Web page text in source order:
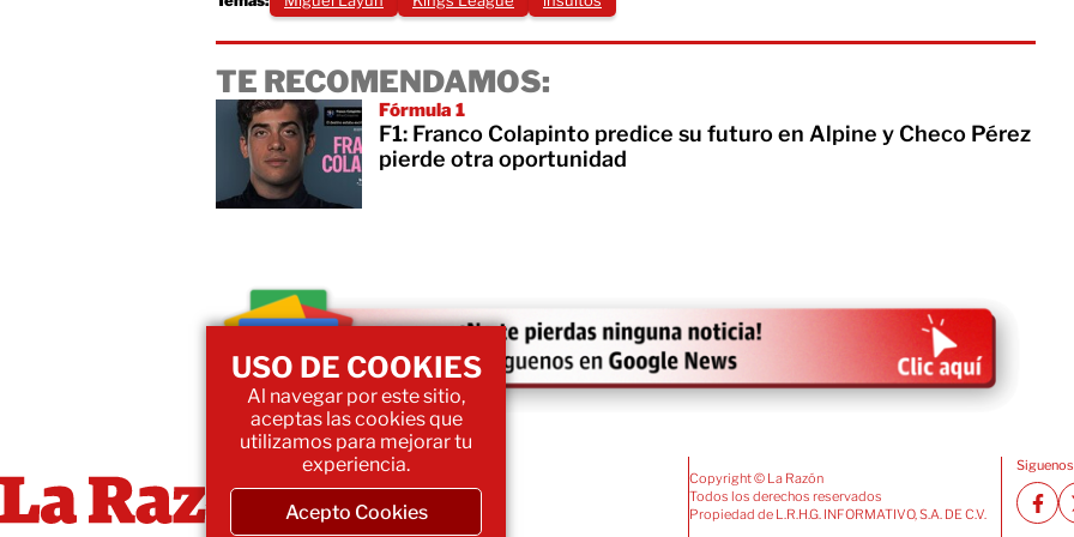
TE RECOMENDAMOS:
Fórmula 1
F1: Franco Colapinto predice su futuro en Alpine y Checo Pérez
pierde otra oportunidad
Copyright © La Razón
Todos los derechos reservados
Propiedad de L.R.H.G. INFORMATIVO, S.A. DE C.V.
USO DE COOKIES
Al navegar por este sitio,
aceptas las cookies que
utilizamos para mejorar tu
experiencia.
Acepto Cookies